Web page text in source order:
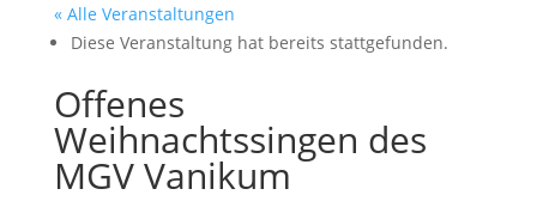
« Alle Veranstaltungen
Diese Veranstaltung hat bereits stattgefunden.
Offenes
Weihnachtssingen des
MGV Vanikum